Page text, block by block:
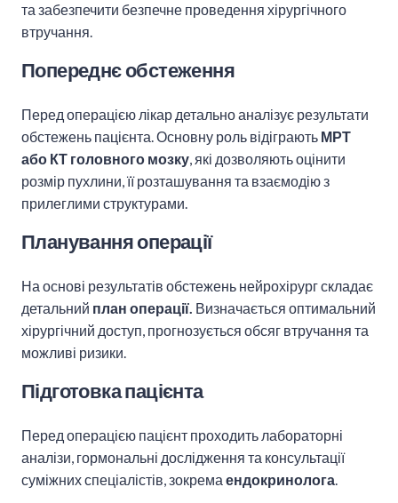
та забезпечити безпечне проведення хірургічного
втручання.
Попереднє обстеження
Перед операцією лікар детально аналізує результати
обстежень пацієнта. Основну роль відіграють МРТ
або КТ головного мозку, які дозволяють оцінити
розмір пухлини, її розташування та взаємодію з
прилеглими структурами.
Планування операції
На основі результатів обстежень нейрохірург складає
детальний план операції. Визначається оптимальний
хірургічний доступ, прогнозується обсяг втручання та
можливі ризики.
Підготовка пацієнта
Перед операцією пацієнт проходить лабораторні
аналізи, гормональні дослідження та консультації
суміжних спеціалістів, зокрема ендокринолога.